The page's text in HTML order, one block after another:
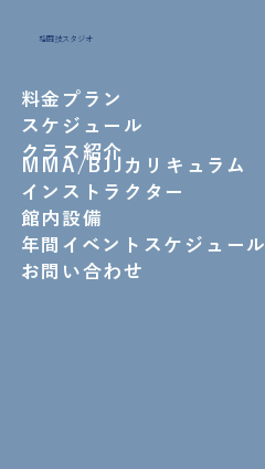
格闘技スタジオ
料金プラン
スケジュール
クラス紹介
MMA/BJJカリキュラム
インストラクター
館内設備
年間イベントスケジュール
お問い合わせ